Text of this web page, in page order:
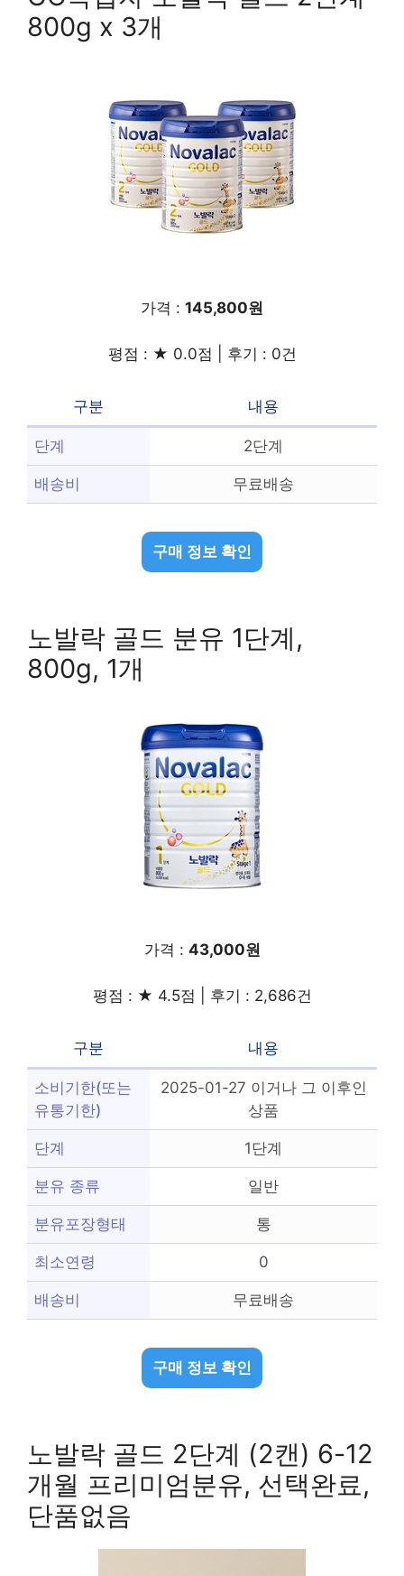
800g x 3개
가격 : 145,800원
평점 : ★ 0.0점 | 후기 : 0건
구분 내용
단계 2단계
배송비 무료배송
구매 정보 확인
노발락 골드 분유 1단계,
800g, 1개
가격 : 43,000원
평점 : ★ 4.5점 | 후기 : 2,686건
구분 내용
소비기한(또는
유통기한)
2025-01-27 이거나 그 이후인
상품
단계 1단계
분유 종류 일반
분유포장형태 통
최소연령 0
배송비 무료배송
구매 정보 확인
노발락 골드 2단계 (2캔) 6-12
개월 프리미엄분유, 선택완료,
단품없음